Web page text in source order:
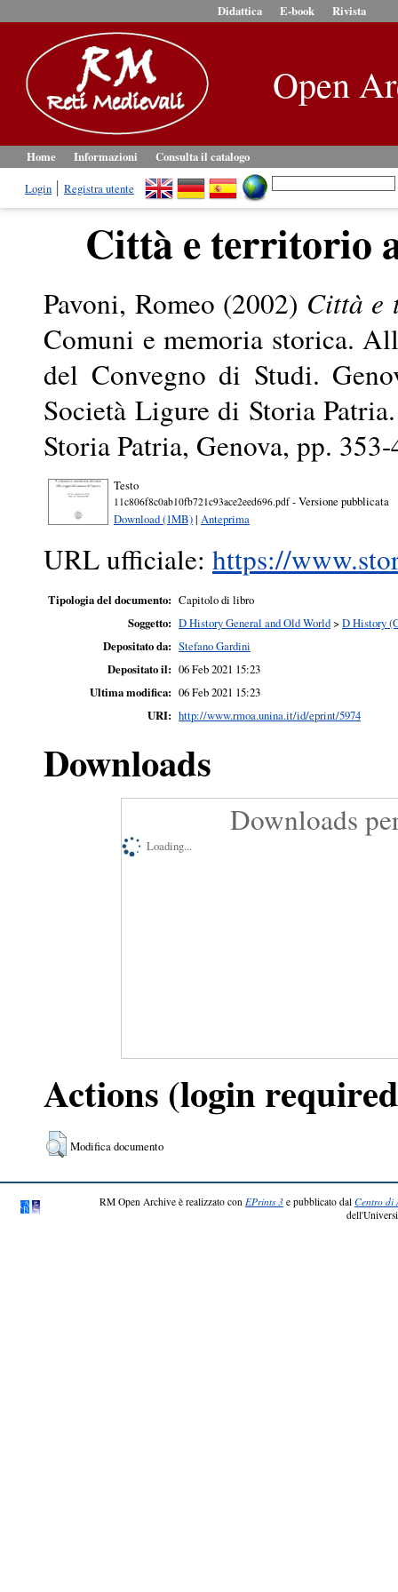
Didattica E-book Rivista
Open
Home Informazioni
Consulta il catalogo
Login
Registra utente
Città e territorio
Pavoni, Romeo (2002) Città e
Comuni e memoria storica.
del Convegno di Studi.
Società Ligure di Storia
Storia Patria, Genova, pp.
Testo
11c806f8c0ab10fb721c93ace2eed696.pdf- Versione pubblicata
Download (1MB)| Anteprima
URL ufficiale: https://
Tipologia del documento: Capitolo di libro
Soggetto: D History General and Old World> D History
Depositato da: Stefano Gardini
Depositato il: 06 Feb 2021 15:23
Ultima modifica: 06 Feb 2021 15:23
URI: http://www.rmoa.unina.it/id/eprint/5974
Downloads
Downloads
Loading...
Actions (login
Modifica documento
RM Open Archive è realizzato con EPrints 3 e pubblicato dal Centro di